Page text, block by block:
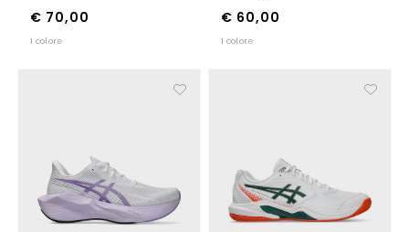
€ 70,00
1 colore
€ 60,00
1 colore